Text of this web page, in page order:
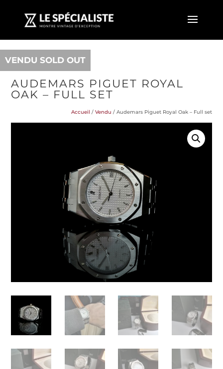
VENDU SOLD OUT
AUDEMARS PIGUET ROYAL
OAK – FULL SET
Accueil / Vendu / Audemars Piguet Royal Oak – Full set